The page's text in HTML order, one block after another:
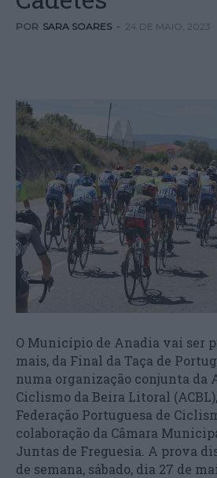
POR SARA SOARES - 24 DE MAIO, 2023
O Município de Anadia vai ser
mais, da Final da Taça de
numa organização conjunta da
Ciclismo da Beira Litoral
Federação Portuguesa de
colaboração da Câmara
Juntas de Freguesia. A prova
de semana, sábado, dia 27 de